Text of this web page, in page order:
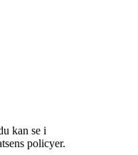
kan se i
policyer.